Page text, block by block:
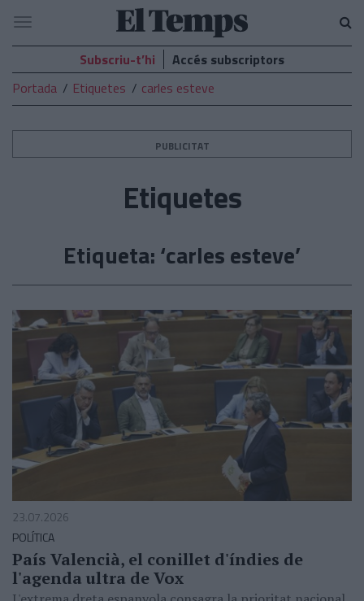
El
Temps
Navegació
Subscriu-t’hi
Accés subscriptors
Portada
Etiquetes carles esteve
PUBLICITAT
Etiquetes
Etiqueta: ‘carles esteve’
23.07.2026
POLÍTICA
País Valencià, el conillet d'índies de
l'agenda ultra de Vox